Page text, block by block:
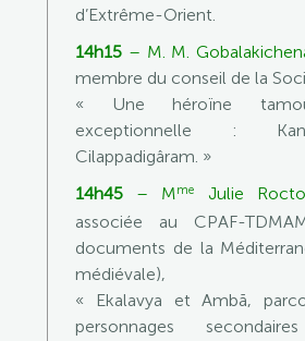
d’Extrême-Orient.
14h15– M. M.
membre du conseil de la
« Une héroïne
exceptionnelle :
Cilappadigâram. »
14h45– Mme Julie
associée au CPAF-
documents de la
médiévale),
« Ekalavya et Ambā,
personnages